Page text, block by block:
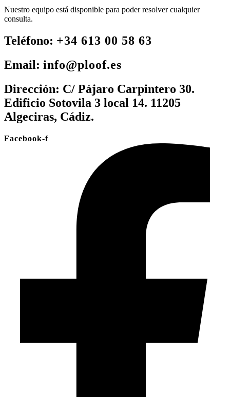
Nuestro equipo está disponible para poder resolver cualquier
consulta.
Teléfono: +34 613 00 58 63
Email: info@ploof.es
Dirección: C/ Pájaro Carpintero 30.
Edificio Sotovila 3 local 14. 11205
Algeciras, Cádiz.
Facebook-f